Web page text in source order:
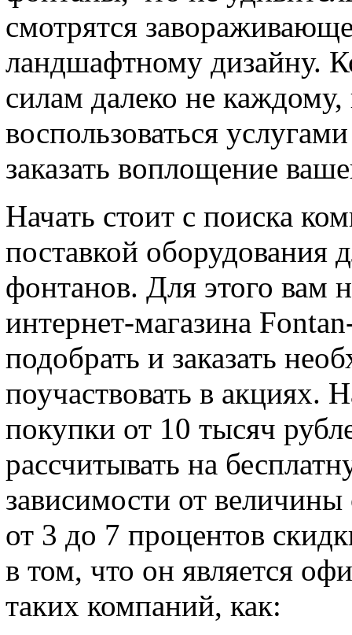
смотрятся
ландшафтному дизайну.
силам далеко не
воспользоваться
заказать воплощение
Начать стоит с поиска
поставкой оборудования
фонтанов. Для этого вам
интернет-магазина
подобрать и заказать
поучаствовать в акциях.
покупки от 10 тысяч
рассчитывать на
зависимости от
от 3 до 7 процентов
в том, что он является
таких компаний, как: